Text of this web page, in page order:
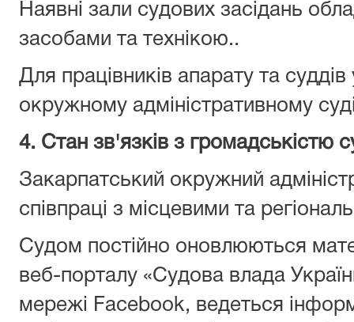
Наявні зали судових засiдань
засобами та технікою..
Для працівників апарату та
окружному адмiнiстративному судi
4. Стан зв'язків з громадськiстю
Закарпатський окружний
співпраці з місцевими та
Судом постійно оновлюються
веб-порталу «Судова влада
мережі Facebook, ведеться